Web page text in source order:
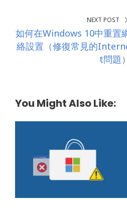
NEXT POST
如何在Windows 10中重置
絡設置（修復常見的
t問題）
You Might Also Like: